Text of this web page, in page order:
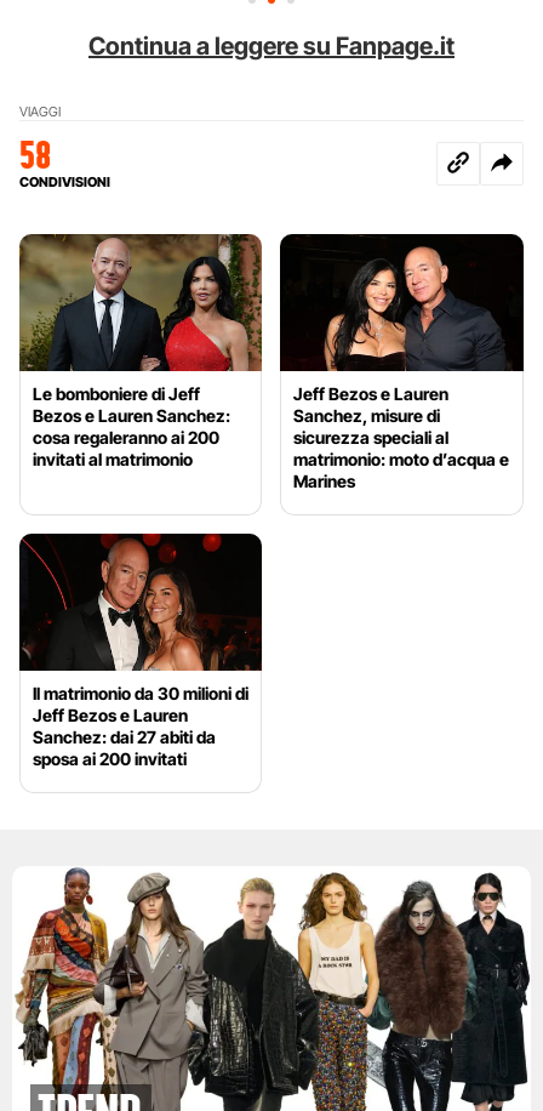
Continua a leggere su Fanpage.it
VIAGGI
58
CONDIVISIONI
Le bomboniere di Jeff
Bezos e Lauren Sanchez:
cosa regaleranno ai 200
invitati al matrimonio
Jeff Bezos e Lauren
Sanchez, misure di
sicurezza speciali al
matrimonio: moto d’acqua e
Marines
Il matrimonio da 30 milioni di
Jeff Bezos e Lauren
Sanchez: dai 27 abiti da
sposa ai 200 invitati